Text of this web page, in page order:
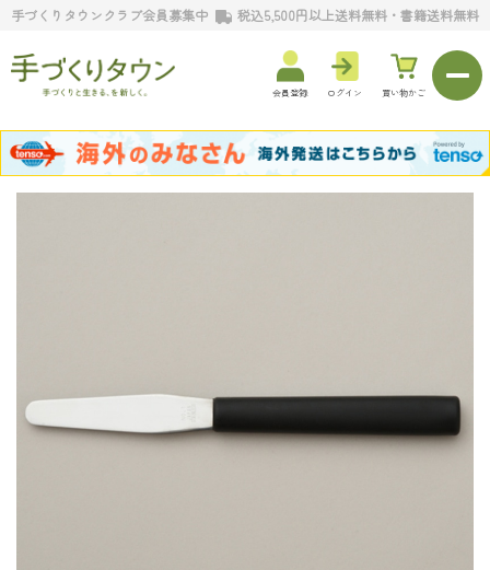
手づくりタウンクラブ会員募集中 税込5,500円以上送料無料・書籍送料無料
会員登録 ログイン 買い物かご